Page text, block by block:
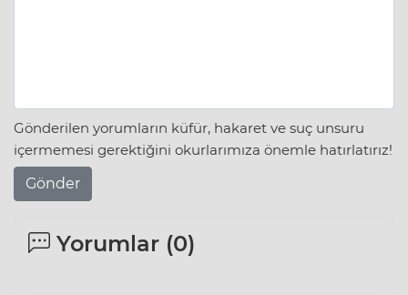
Gönderilen yorumların küfür, hakaret ve suç unsuru
içermemesi gerektiğini okurlarımıza önemle hatırlatırız!
Gönder
Yorumlar (0)